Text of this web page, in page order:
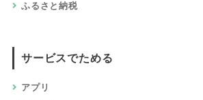
ふるさと納税
サービスでためる
アプリ